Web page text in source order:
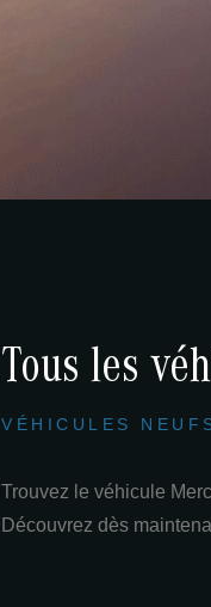
Tous les
VÉHICULES
Trouvez le véhicule
Découvrez dès